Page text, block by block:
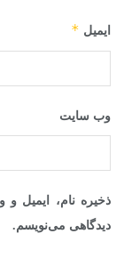
ایمیل *
وب‌ سایت
ذخیره نام، ایمیل
دیدگاهی می‌نویسم.